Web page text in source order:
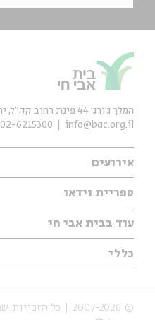
אירועים
אנגלית
נוער
סדרות
אירועי עבר
ספריית וידאו
עיון
מיוחדים
עוד בבית אבי חי
כללי
אודות
הצהרת נגישות
המלך ג'ורג' 44 פינת רחוב קק״ל, ירושלים
info@bac.org.il
02-6215300
© 2007-2026 | כל הזכויות שמורות לבית אבי חי